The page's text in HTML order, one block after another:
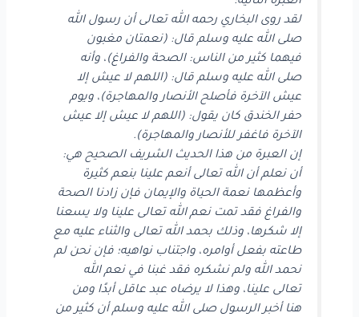
لقد روى البخاري رحمه الله تعالى أن رسول الله
صلى الله عليه وسلم قال: (نعمتان مغبون
فيهما كثير من الناس: الصحة والفراغ)، وأنه
صلى الله عليه وسلم قال: (اللهم لا عيش إلا
عيش الآخرة فأصلح الأنصار والمهاجرة)، ويوم
حفر الخندق كان يقول: (اللهم لا عيش إلا عيش
الآخرة فاغفر للأنصار والمهاجرة).
إن العبرة من هذا الحديث الشريف الصحيح هي:
أن نعلم أن الله تعالى أنعم علينا بنعم كثيرة
وأعظمها نعمة الحياة والإيمان فإن زادنا الصحة
والفراغ فقد تمت نعم الله تعالى علينا ولا يسعنا
إلا شكرها، وذلك بحمد الله تعالى والثناء عليه مع
طاعته بفعل أوامره، واجتناب نواهيه؛ فإن نحن لم
نحمد الله ولم نشكره فقد غبنا في نعم الله
تعالى علينا، وهذا لا يرضاه عبد عاقل أبدًا ومن
هنا أخبر الرسول صلى الله عليه وسلم أن كثير من